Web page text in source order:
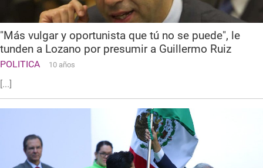
"Más vulgar y oportunista que tú no se puede", le
tunden a Lozano por presumir a Guillermo Ruiz
POLITICA 10 años
[...]